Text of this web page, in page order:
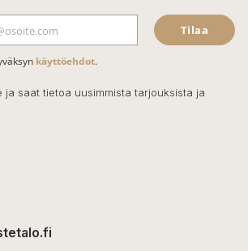
Tilaa
käyttöehdot.
ja saat tietoa uusimmista tarjouksista ja